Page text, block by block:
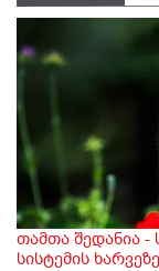
თამთა შედანია
სისტემის